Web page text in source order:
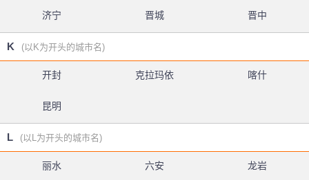
济宁 晋城 晋中
K (以K为开头的城市名)
开封 克拉玛依 喀什
昆明
L (以L为开头的城市名)
丽水 六安 龙岩